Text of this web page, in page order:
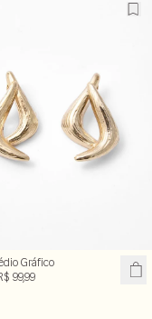
Gráfico
99,99